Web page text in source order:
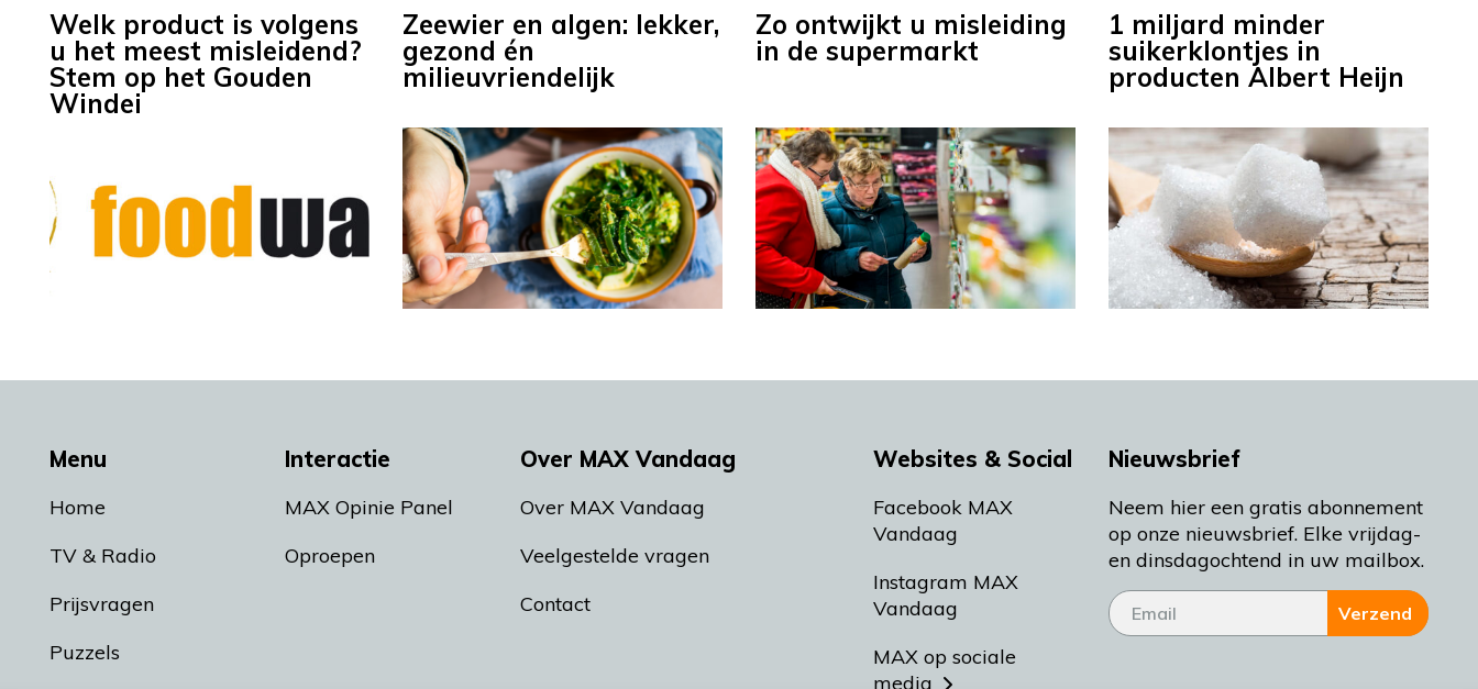
Welk product is volgens
u het meest misleidend?
Stem op het Gouden
Windei
Zeewier en algen: lekker,
gezond én
milieuvriendelijk
Zo ontwijkt u misleiding
in de supermarkt
1 miljard minder
suikerklontjes in
producten Albert Heijn
Menu
Home
TV & Radio
Prijsvragen
Puzzels
Interactie
MAX Opinie Panel
Oproepen
Over MAX Vandaag
Over MAX Vandaag
Veelgestelde vragen
Contact
Websites & Social
Facebook MAX
Vandaag
Instagram MAX
Vandaag
MAX op sociale
media
Nieuwsbrief
Neem hier een gratis abonnement
op onze nieuwsbrief. Elke vrijdag-
en dinsdagochtend in uw mailbox.
Verzend